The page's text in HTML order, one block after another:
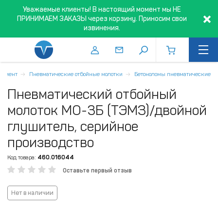
Уважаемые клиенты! В настоящий момент мы НЕ
ПРИНИМАЕМ ЗАКАЗЫ через корзину. Приносим свои
извинения.
Пневматические отбойные молотки Бетоноломы пневматические
Пневматический отбойный
молоток МО-3Б (ТЭМЗ)/двойной
глушитель, серийное
производство
Код товара: 460.016044
Оставьте первый отзыв
Нет в наличии